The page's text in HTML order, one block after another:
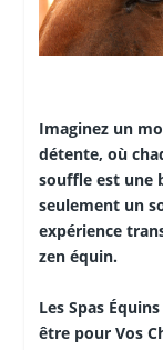
Imaginez un
détente, où
souffle est une
seulement un
expérience
zen équin.
Les Spas
être pour Vos